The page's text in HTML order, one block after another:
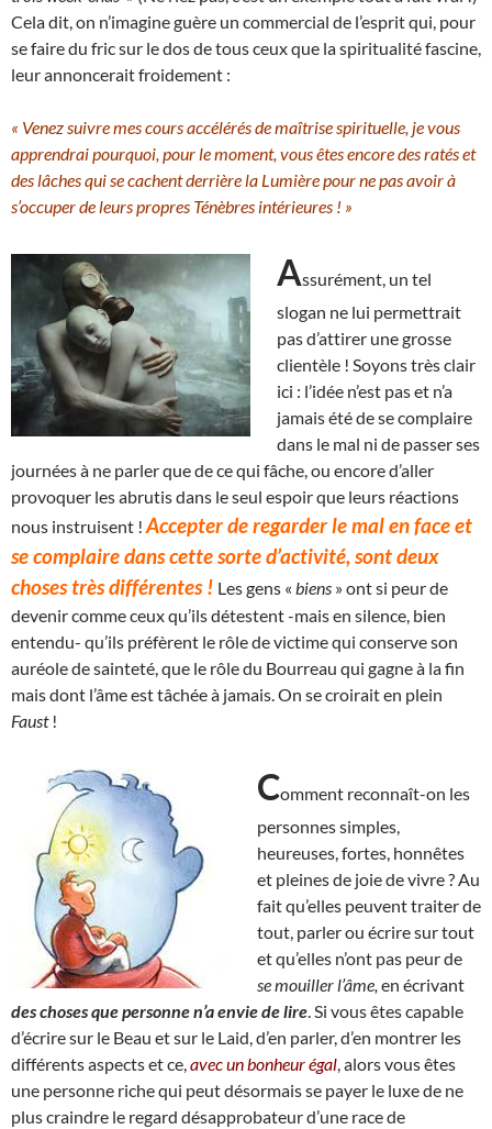
Cela dit, on n’imagine guère un commercial de l’esprit qui, pour
se faire du fric sur le dos de tous ceux que la spiritualité fascine,
leur annoncerait froidement :
« Venez suivre mes cours accélérés de maîtrise spirituelle, je vous
apprendrai pourquoi, pour le moment, vous êtes encore des ratés et
des lâches qui se cachent derrière la Lumière pour ne pas avoir à
s’occuper de leurs propres Ténèbres intérieures ! »
Assurément, un tel
slogan ne lui permettrait
pas d’attirer une grosse
clientèle ! Soyons très clair
ici : l’idée n’est pas et n’a
jamais été de se complaire
dans le mal ni de passer ses
journées à ne parler que de ce qui fâche, ou encore d’aller
provoquer les abrutis dans le seul espoir que leurs réactions
nous instruisent ! Accepter de regarder le mal en face et
se complaire dans cette sorte d’activité, sont deux
choses très différentes ! Les gens « biens » ont si peur de
devenir comme ceux qu’ils détestent -mais en silence, bien
entendu- qu’ils préfèrent le rôle de victime qui conserve son
auréole de sainteté, que le rôle du Bourreau qui gagne à la fin
mais dont l’âme est tâchée à jamais. On se croirait en plein
Faust!
Comment reconnaît-on les
personnes simples,
heureuses, fortes, honnêtes
et pleines de joie de vivre ? Au
fait qu’elles peuvent traiter de
tout, parler ou écrire sur tout
et qu’elles n’ont pas peur de
semouiller l’âme, en écrivant
des choses que personne n’a envie de lire . Si vous êtes capable
d’écrire sur le Beau et sur le Laid, d’en parler, d’en montrer les
différents aspects et ce, avec un bonheur égal , alors vous êtes
une personne riche qui peut désormais se payer le luxe de ne
plus craindre le regard désapprobateur d’une race de